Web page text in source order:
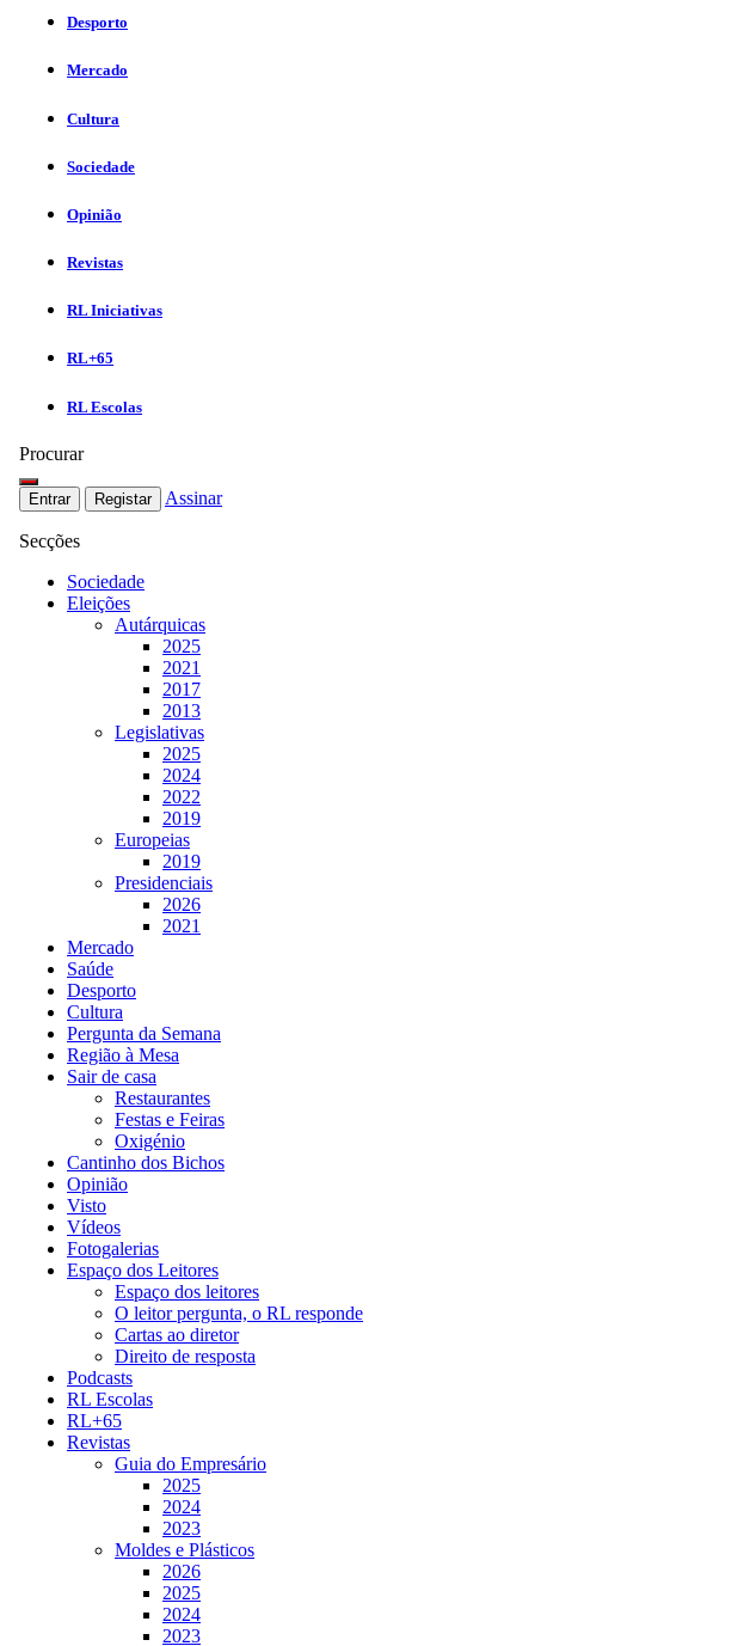
Desporto
Mercado
Cultura
Sociedade
Opinião
Revistas
RL Iniciativas
RL+65
RL Escolas
Procurar
Entrar Registar Assinar
Secções
Sociedade
Eleições
Autárquicas
2025
2021
2017
2013
Legislativas
2025
2024
2022
2019
Europeias
2019
Presidenciais
2026
2021
Mercado
Saúde
Desporto
Cultura
Pergunta da Semana
Região à Mesa
Sair de casa
Restaurantes
Festas e Feiras
Oxigénio
Cantinho dos Bichos
Opinião
Visto
Vídeos
Fotogalerias
Espaço dos Leitores
Espaço dos leitores
O leitor pergunta, o RL responde
Cartas ao diretor
Direito de resposta
Podcasts
RL Escolas
RL+65
Revistas
Guia do Empresário
2025
2024
2023
Moldes e Plásticos
2026
2025
2024
2023